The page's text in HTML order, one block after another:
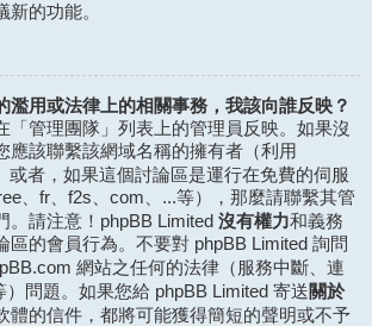
的功能。
濫用或法律上的相關事務，我該向誰反映？
「管理團隊」列表上的管理員反映。如果沒
應該聯繫該網域名稱的擁有者（利用
或者，如果這個討論區是運行在免費的伺服
、fr、f2s、com、...等），那麼請聯繫其管
。請注意！phpBB Limited 沒有權力和義務
區的會員行為。不要對 phpBB Limited 詢問
網站之任何的法律（服務中斷、連
問題。如果您給 phpBB Limited 寄送關於
體的信件，都將可能獲得簡短的聲明或不予